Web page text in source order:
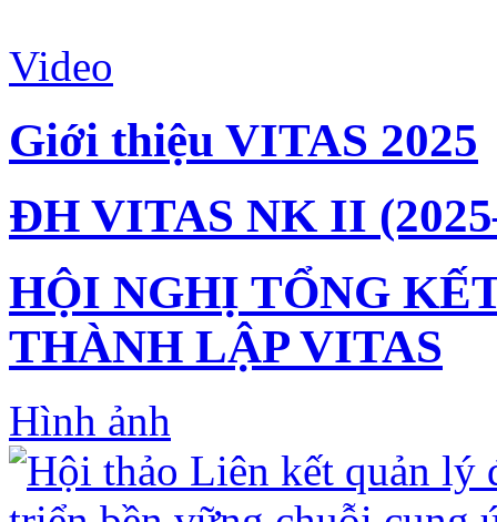
Video
Giới thiệu VITAS 2025
ĐH VITAS NK II
HỘI NGHỊ TỔNG
THÀNH LẬP VITAS
Hình ảnh